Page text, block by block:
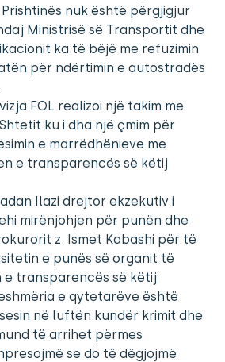
nuk është përgjigjur
Ministrisë së Transportit dhe
ka të bëjë me refuzimin
për ndërtimin e autostradës
FOL realizoi një takim me
ku i dha një çmim për
e marrëdhënieve me
e transparencës së këtij
Ilazi drejtor ekzekutiv i
mirënjohjen për punën dhe
z. Ismet Kabashi për të
e punës së organit të
e transparencës së këtij
e qytetarëve është
në luftën kundër krimit dhe
të arrihet përmes
se do të dëgjojmë